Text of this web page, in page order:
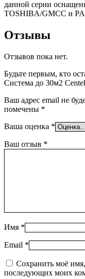
данной серии
TOSHIBA/GMCC и
Отзывы
Отзывов пока нет.
Будьте первым, кто
Система до 30м2
Ваш адрес email не
помечены *
Ваша оценка *
Ваш отзыв *
Имя *
Email *
Сохранить моё имя,
последующих моих